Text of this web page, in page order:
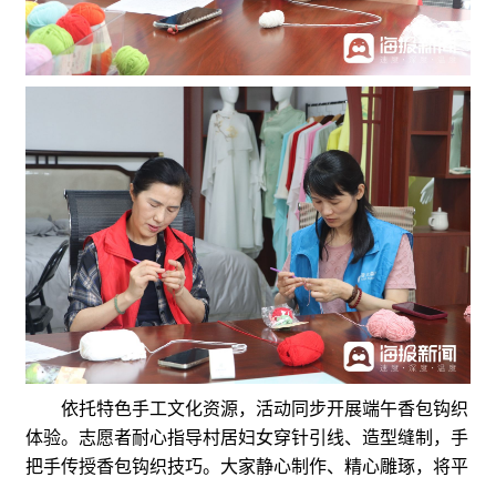
依托特色手工文化资源，活动同步开展端午香包钩织
体验。志愿者耐心指导村居妇女穿针引线、造型缝制，手
把手传授香包钩织技巧。大家静心制作、精心雕琢，将平